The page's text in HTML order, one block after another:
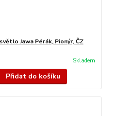
Jawa Pérák, Pionýr, ČZ
Skladem
Přidat do košíku